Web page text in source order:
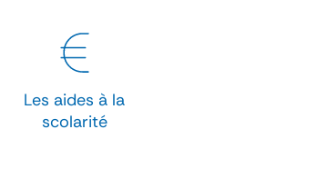
Les aides à la
scolarité